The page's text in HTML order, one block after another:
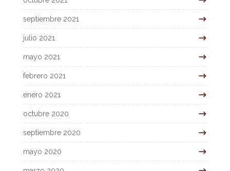
septiembre 2021
julio 2021
mayo 2021
febrero 2021
enero 2021
octubre 2020
septiembre 2020
mayo 2020